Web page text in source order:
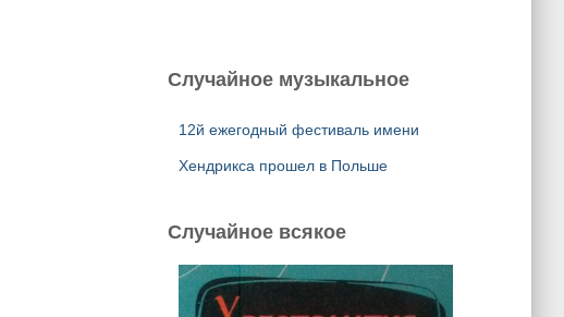
:Случайное музыкальное
12й ежегодный фестиваль имени
Хендрикса прошел в Польше
Случайное всякое